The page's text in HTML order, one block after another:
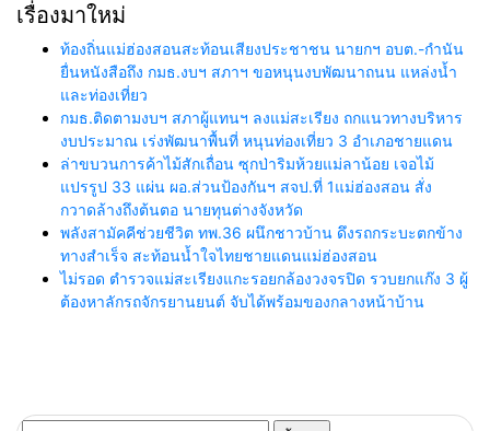
เรื่องมาใหม่
ท้องถิ่นแม่ฮ่องสอนสะท้อนเสียงประชาชน นายกฯ อบต.-กำนัน
ยื่นหนังสือถึง กมธ.งบฯ สภาฯ ขอหนุนงบพัฒนาถนน แหล่งน้ำ
และท่องเที่ยว
กมธ.ติดตามงบฯ สภาผู้แทนฯ ลงแม่สะเรียง ถกแนวทางบริหาร
งบประมาณ เร่งพัฒนาพื้นที่ หนุนท่องเที่ยว 3 อำเภอชายแดน
ล่าขบวนการค้าไม้สักเถื่อน ซุกป่าริมห้วยแม่ลาน้อย เจอไม้
แปรรูป 33 แผ่น ผอ.ส่วนป้องกันฯ สจป.ที่ 1แม่ฮ่องสอน สั่ง
กวาดล้างถึงต้นตอ นายทุนต่างจังหวัด
พลังสามัคคีช่วยชีวิต ทพ.36 ผนึกชาวบ้าน ดึงรถกระบะตกข้าง
ทางสำเร็จ สะท้อนน้ำใจไทยชายแดนแม่ฮ่องสอน
ไม่รอด ตำรวจแม่สะเรียงแกะรอยกล้องวงจรปิด รวบยกแก๊ง 3 ผู้
ต้องหาลักรถจักรยานยนต์ จับได้พร้อมของกลางหน้าบ้าน